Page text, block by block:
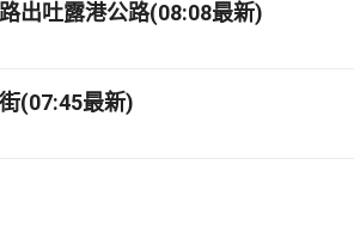
出吐露港公路(08:08最新)
(07:45最新)